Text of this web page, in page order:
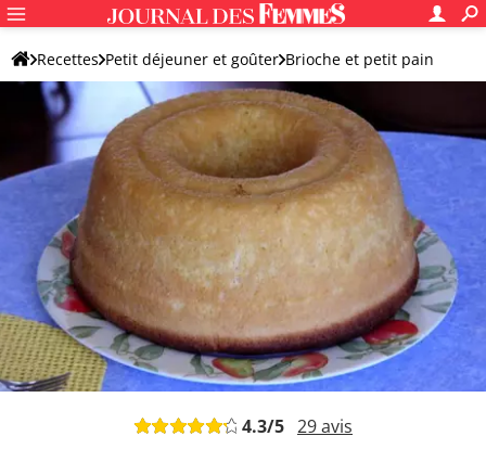
Recettes Petit déjeuner et goûter Brioche et petit pain
Brioche originale
4.3/5 29avis